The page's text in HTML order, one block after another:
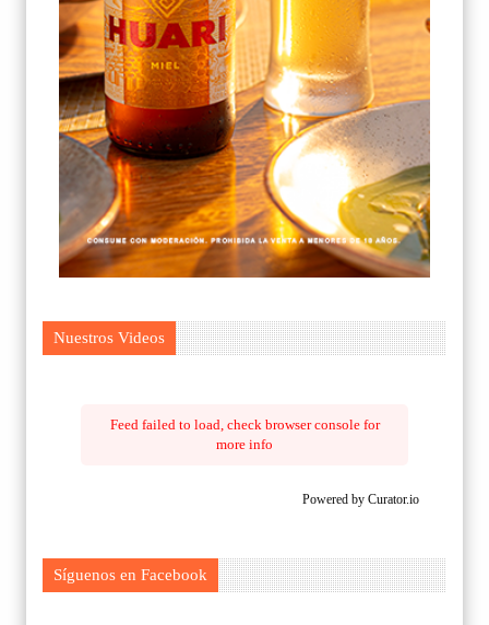
Nuestros Videos
Feed failed to load, check browser console for
more info
Powered by Curator.io
Síguenos en Facebook